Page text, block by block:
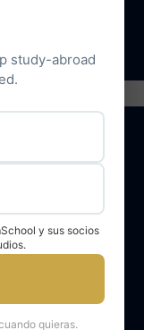
su éxito
study-abroad
y sus socios
quieras.